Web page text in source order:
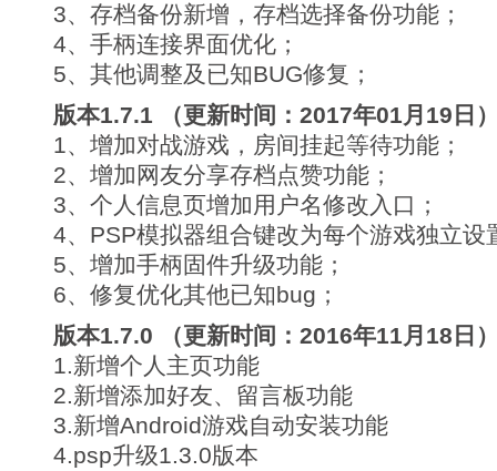
3、存档备份新增，存档选择备份功能；
4、手柄连接界面优化；
5、其他调整及已知BUG修复；
版本1.7.1 （更新时间：2017年01月19日
1、增加对战游戏，房间挂起等待功能；
2、增加网友分享存档点赞功能；
3、个人信息页增加用户名修改入口；
4、PSP模拟器组合键改为每个游戏独立设
5、增加手柄固件升级功能；
6、修复优化其他已知bug；
版本1.7.0 （更新时间：2016年11月18日
1.新增个人主页功能
2.新增添加好友、留言板功能
3.新增Android游戏自动安装功能
4.psp升级1.3.0版本